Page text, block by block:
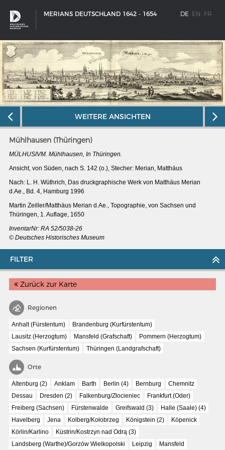
MERIANS DEUTSCHLAND 1642 - 1654 DE EN FR
SCHIFFSTYPEN
Entwicklungen im europäischen Schiffbau
MERIANS DEUTSCHLAND 1642 - 1654
Bildergalerie Topographia Germaniae
Impressum
FILTER
Zurück zur Karte
Regionen
Anhalt (Fürstentum)
Brandenburg (Kurfürstentum)
Lausitz (Herzogtum)
Mansfeld (Grafschaft)
Pommern (Herzogtum)
Sachsen (Kurfürstentum)
Thüringen (Landgrafschaft)
Orte
Altenburg (2) Anklam Barth Berlin (4) Bernburg
Chemnitz
Dessau
Dresden (2) Falkenburg/Złocieniec
Frankfurt (Oder)
Freiberg (Sachsen)
Fürstenwalde Greifswald (3)
Halle (Saale) (4)
Havelberg
Jena Kolberg/Kołobrzeg Königstein (2)
Köpenick
Körlin/Karlino
Küstrin/Kostrzyn nad Odrą (3)
Landsberg (Warthe)/Gorzów Wielkopolski
Leipzig Mansfeld
WEITERE ANSICHTEN
Mühlhausen (Thüringen)
MÜLHUSIVM. Mühlhausen, In Thüringen.
Ansicht, von Süden, nach S. 142 (o.), Stecher: Merian, Matthäus
Nach: L. H. Wüthrich, Das druckgraphische Werk von Matthäus Merian
d.Ae., Bd. 4, Hamburg 1996
Martin Zeiller/Matthäus Merian d.Ae., Topographie, von Sachsen und
Thüringen, 1. Auflage, 1650
InventarNr: RA 52/5038-26
© Deutsches Historisches Museum